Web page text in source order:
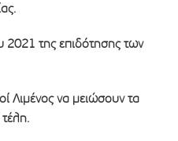
2021 της επιδότησης των
Λιμένος να μειώσουν τα
τέλη.